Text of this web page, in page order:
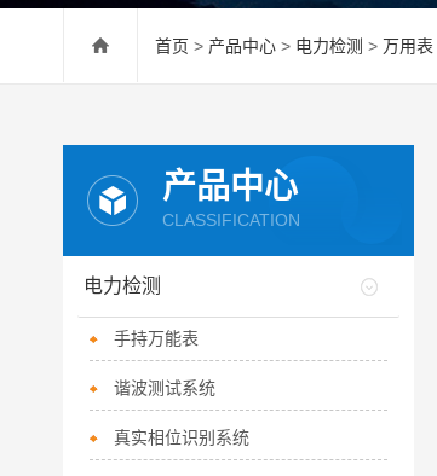
首页 > 产品中心 > 电力检测 > 万用表
产品中心
CLASSIFICATION
电力检测
手持万能表
谐波测试系统
真实相位识别系统